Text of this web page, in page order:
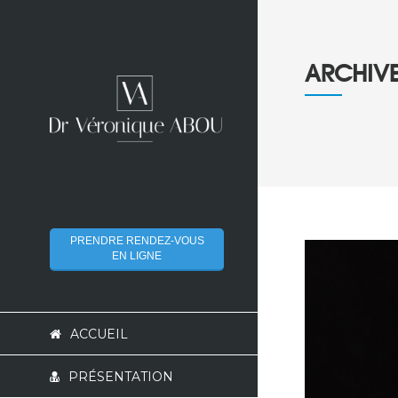
PRENDRE RENDEZ-VOUS
EN LIGNE
ACCUEIL
PRÉSENTATION